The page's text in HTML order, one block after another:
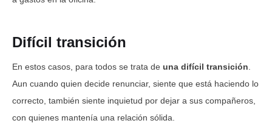
Difícil transición
En estos casos, para todos se trata de una difícil transición
Aun cuando quien decide renunciar, siente que está haciendo lo
correcto, también siente inquietud por dejar a sus compañeros,
con quienes mantenía una relación sólida.